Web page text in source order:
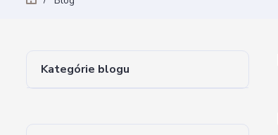
Kategórie blogu